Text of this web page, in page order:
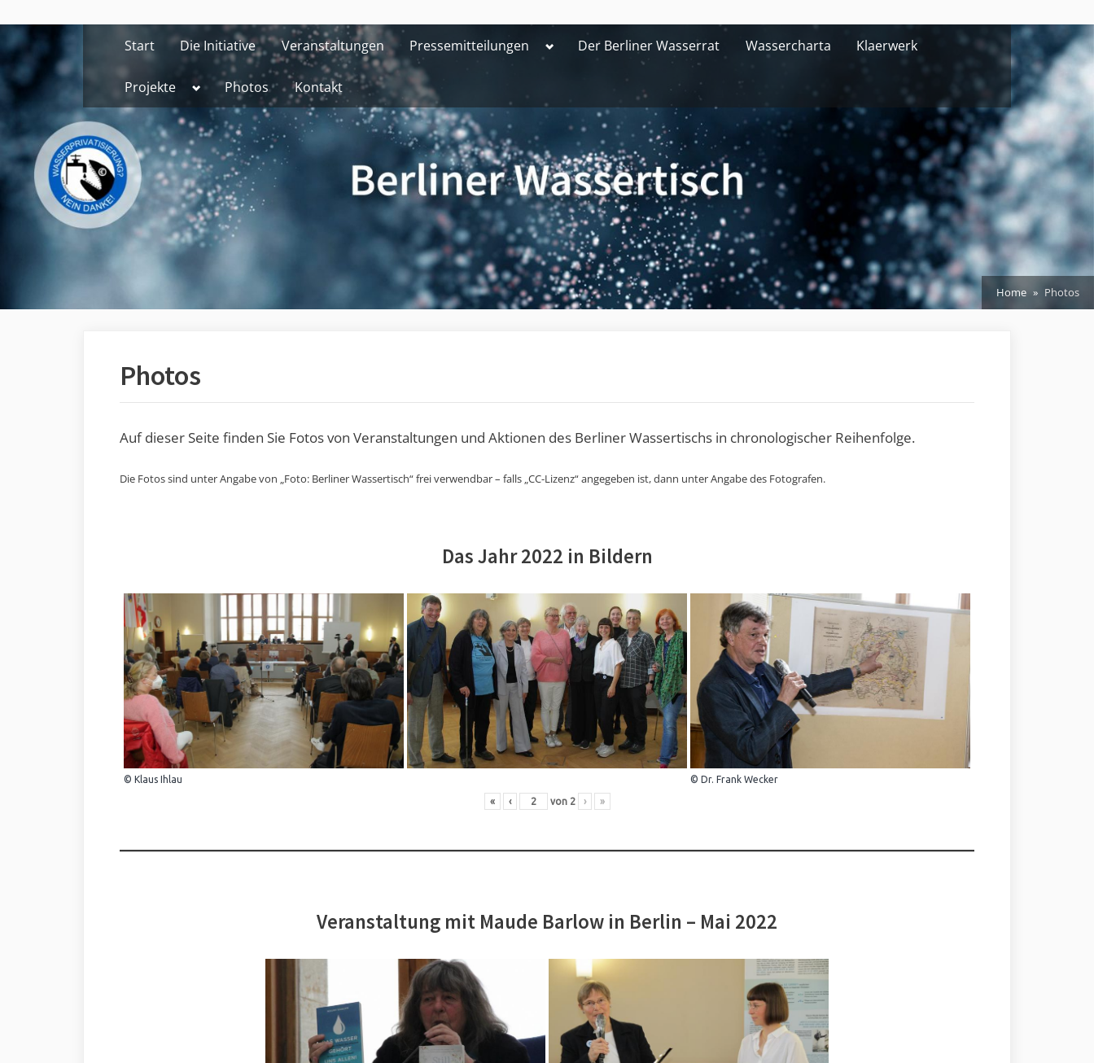
to
content
Start Die Initiative Veranstaltungen Pressemitteilungen ToggleDer Berliner Wasserrat Wassercharta Klaerwerk
Projekte Toggle
menu
Photos Kontakt
Home Photos
Photos
Auf dieser Seite finden Sie Fotos von Veranstaltungen und Aktionen des Berliner Wassertischs in chronologischer Reihenfolge.
Die Fotos sind unter Angabe von „Foto: Berliner Wassertisch“ frei verwendbar – falls „CC-Lizenz“ angegeben ist, dann unter Angabe des Fotografen.
Das Jahr 2022 in Bildern
© Klaus Ihlau © Dr. Frank Wecker
« ‹ von 2 › »
Veranstaltung mit Maude Barlow in Berlin – Mai 2022